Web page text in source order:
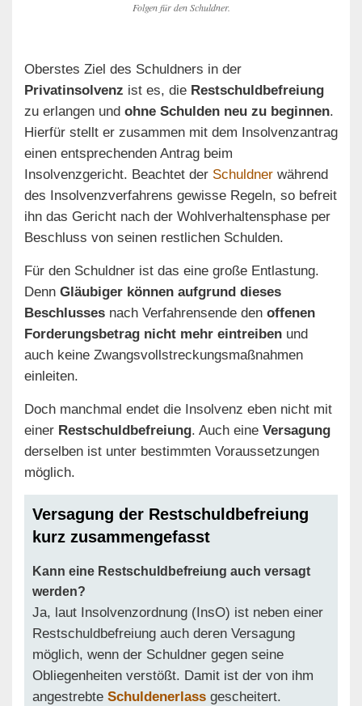
Folgen für den Schuldner.
Oberstes Ziel des Schuldners in der
Privatinsolvenz ist es, die Restschuldbefreiung
zu erlangen und ohne Schulden neu zu beginnen.
Hierfür stellt er zusammen mit dem Insolvenzantrag
einen entsprechenden Antrag beim
Insolvenzgericht. Beachtet der Schuldner während
des Insolvenzverfahrens gewisse Regeln, so befreit
ihn das Gericht nach der Wohlverhaltensphase per
Beschluss von seinen restlichen Schulden.
Für den Schuldner ist das eine große Entlastung.
Denn Gläubiger können aufgrund dieses
Beschlusses nach Verfahrensende den offenen
Forderungsbetrag nicht mehr eintreiben und
auch keine Zwangsvollstreckungsmaßnahmen
einleiten.
Doch manchmal endet die Insolvenz eben nicht mit
einer Restschuldbefreiung. Auch eine Versagung
derselben ist unter bestimmten Voraussetzungen
möglich.
Versagung der Restschuldbefreiung
kurz zusammengefasst
Kann eine Restschuldbefreiung auch versagt
werden?
Ja, laut Insolvenzordnung (InsO) ist neben einer
Restschuldbefreiung auch deren Versagung
möglich, wenn der Schuldner gegen seine
Obliegenheiten verstößt. Damit ist der von ihm
angestrebte Schuldenerlass gescheitert.